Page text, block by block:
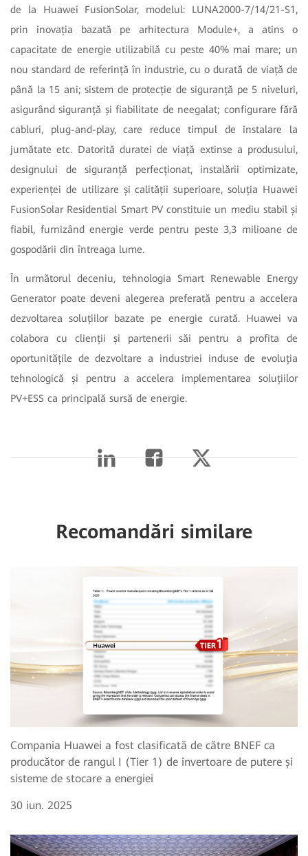
de la Huawei FusionSolar, modelul: LUNA2000-7/14/21-S1,
prin inovația bazată pe arhitectura Module+, a atins o
capacitate de energie utilizabilă cu peste 40% mai mare; un
nou standard de referință în industrie, cu o durată de viață de
până la 15 ani; sistem de protecție de siguranță pe 5 niveluri,
asigurând siguranță și fiabilitate de neegalat; configurare fără
cabluri, plug-and-play, care reduce timpul de instalare la
jumătate etc. Datorită duratei de viață extinse a produsului,
designului de siguranță perfecționat, instalării optimizate,
experienței de utilizare și calității superioare, soluția Huawei
FusionSolar Residential Smart PV constituie un mediu stabil și
fiabil, furnizând energie verde pentru peste 3,3 milioane de
gospodării din întreaga lume.
În următorul deceniu, tehnologia Smart Renewable Energy
Generator poate deveni alegerea preferată pentru a accelera
dezvoltarea soluțiilor bazate pe energie curată. Huawei va
colabora cu clienții și partenerii săi pentru a profita de
oportunitățile de dezvoltare a industriei induse de evoluția
tehnologică și pentru a accelera implementarea soluțiilor
PV+ESS ca principală sursă de energie.
Recomandări similare
Compania Huawei a fost clasificată de către BNEF ca
producător de rangul I (Tier 1) de invertoare de putere și
sisteme de stocare a energiei
30 iun. 2025